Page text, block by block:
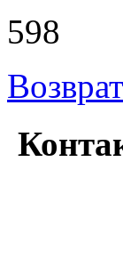
598